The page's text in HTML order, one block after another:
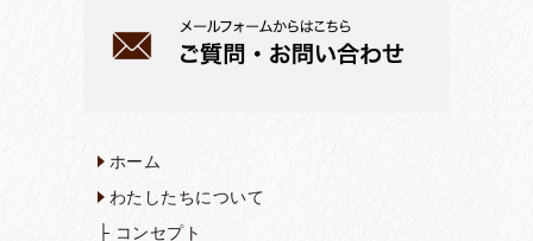
ホーム
わたしたちについて
├ コンセプト